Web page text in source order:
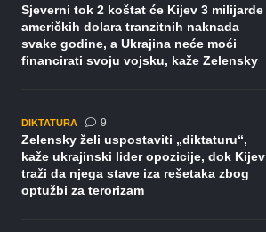
Sjeverni tok 2 koštat će Kijev 3 milijarde
američkih dolara tranzitnih naknada
svake godine, a Ukrajina neće moći
financirati svoju vojsku, kaže Zelensky
DIKTATURA 9komentara
Zelensky želi uspostaviti „diktaturu“,
kaže ukrajinski lider opozicije, dok Kijev
traži da njega stave iza rešetaka zbog
optužbi za terorizam